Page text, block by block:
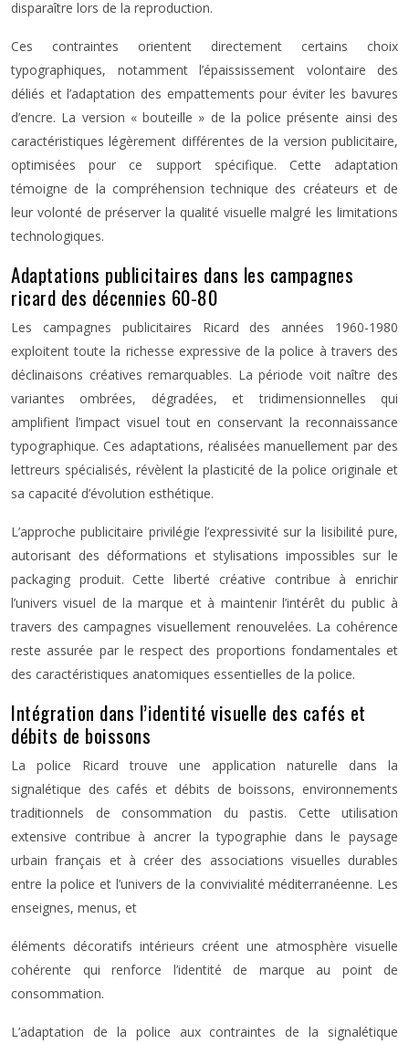
disparaître lors de la reproduction.
Ces contraintes orientent directement certains choix
typographiques, notamment l’épaississement volontaire des
déliés et l’adaptation des empattements pour éviter les bavures
d’encre. La version « bouteille » de la police présente ainsi des
caractéristiques légèrement différentes de la version publicitaire,
optimisées pour ce support spécifique. Cette adaptation
témoigne de la compréhension technique des créateurs et de
leur volonté de préserver la qualité visuelle malgré les limitations
technologiques.
Adaptations publicitaires dans les campagnes
ricard des décennies 60-80
Les campagnes publicitaires Ricard des années 1960-1980
exploitent toute la richesse expressive de la police à travers des
déclinaisons créatives remarquables. La période voit naître des
variantes ombrées, dégradées, et tridimensionnelles qui
amplifient l’impact visuel tout en conservant la reconnaissance
typographique. Ces adaptations, réalisées manuellement par des
lettreurs spécialisés, révèlent la plasticité de la police originale et
sa capacité d’évolution esthétique.
L’approche publicitaire privilégie l’expressivité sur la lisibilité pure,
autorisant des déformations et stylisations impossibles sur le
packaging produit. Cette liberté créative contribue à enrichir
l’univers visuel de la marque et à maintenir l’intérêt du public à
travers des campagnes visuellement renouvelées. La cohérence
reste assurée par le respect des proportions fondamentales et
des caractéristiques anatomiques essentielles de la police.
Intégration dans l’identité visuelle des cafés et
débits de boissons
La police Ricard trouve une application naturelle dans la
signalétique des cafés et débits de boissons, environnements
traditionnels de consommation du pastis. Cette utilisation
extensive contribue à ancrer la typographie dans le paysage
urbain français et à créer des associations visuelles durables
entre la police et l’univers de la convivialité méditerranéenne. Les
enseignes, menus, et
éléments décoratifs intérieurs créent une atmosphère visuelle
cohérente qui renforce l’identité de marque au point de
consommation.
L’adaptation de la police aux contraintes de la signalétique